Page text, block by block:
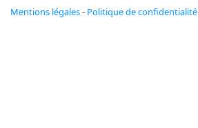
Mentions légales- Politique de confidentialité